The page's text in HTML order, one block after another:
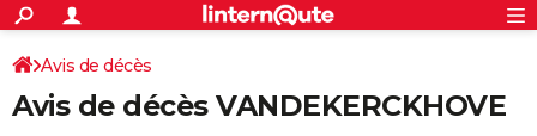
ACTUALITÉS
Politique
Société
Faits Divers
Education
Monde
Villes
+
SPORT
Coupe du monde 2026
Football
Tennis
Cyclisme
Rugby
Forum
Avis de décès
Avis de décès VANDEKERCKHOVE